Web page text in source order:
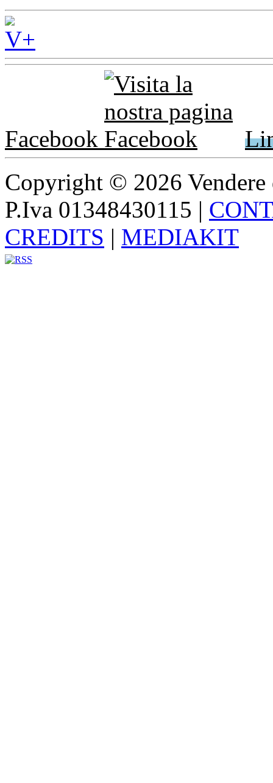
Facebook
Copyright © 2026
P.Iva 01348430115 |
CREDITS | MEDIAKIT